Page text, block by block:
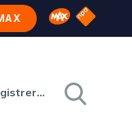
Omroep MAX
NPO
Registreren